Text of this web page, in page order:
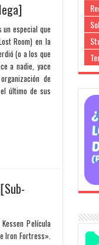
un especial que
Room) en la
(o a los que
a nadie, yace
de
último de sus
Película
Iron Fortress».